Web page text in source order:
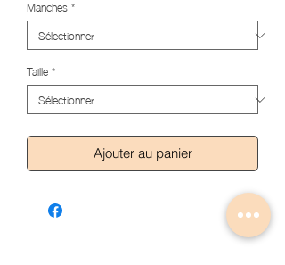
Manches*
Taille*
Ajouter au panier